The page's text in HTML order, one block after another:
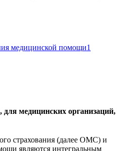
медицинской помощи1
медицинских организаций,
страхования (далее ОМС) и
являются интегральным